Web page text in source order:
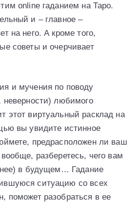
online гаданием на Таро.
и – главное –
на него. А кроме того,
советы и очерчивает
и мучения по поводу
неверности) любимого
этот виртуальный расклад на
вы увидите истинное
предрасположен ли ваш
разберетесь, чего вам
в будущем… Гадание
ситуацию со всех
поможет разобраться в ее